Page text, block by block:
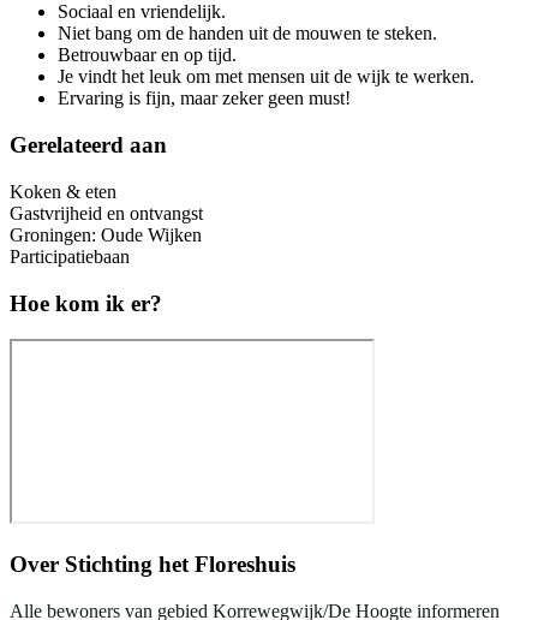
Sociaal en vriendelijk.
Niet bang om de handen uit de mouwen te steken.
Betrouwbaar en op tijd.
Je vindt het leuk om met mensen uit de wijk te werken.
Ervaring is fijn, maar zeker geen must!
Gerelateerd aan
Koken & eten
Gastvrijheid en ontvangst
Groningen: Oude Wijken
Participatiebaan
Hoe kom ik er?
Over Stichting het Floreshuis
Alle bewoners van gebied Korrewegwijk/De Hoogte informeren